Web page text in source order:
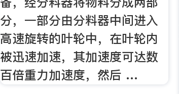
分，一部分由分料器中间进入
高速旋转的叶轮中，在叶轮内
被迅速加速，其加速度可达数
百倍重力加速度，然后 …